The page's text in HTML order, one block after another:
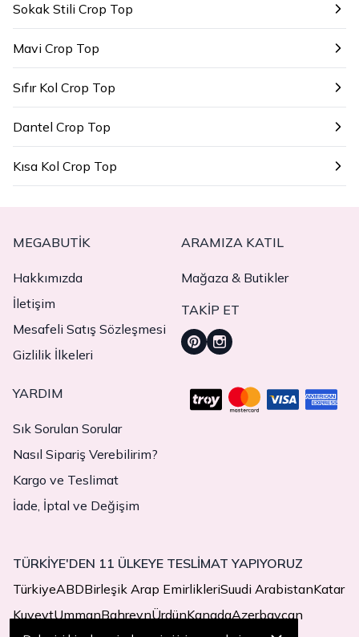
Sokak Stili Crop Top
Mavi Crop Top
Sıfır Kol Crop Top
Dantel Crop Top
Kısa Kol Crop Top
MEGABUTIK
Hakkımızda
İletişim
Mesafeli Satış Sözleşmesi
Gizlilik İlkeleri
ARAMIZA KATIL
Mağaza & Butikler
TAKIP ET
YARDIM
Sık Sorulan Sorular
Nasıl Sipariş Verebilirim?
Kargo ve Teslimat
İade, İptal ve Değişim
TÜRKİYE'DEN 11 ÜLKEYE TESLİMAT YAPIYORUZ
TürkiyeABDBirleşik Arap EmirlikleriSuudi ArabistanKatar
KuveytUmmanBahreynÜrdünKanadaAzerbaycan